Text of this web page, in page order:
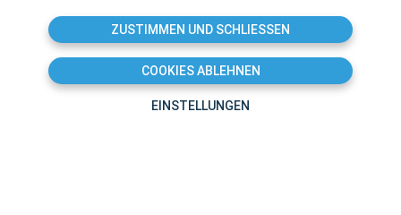
ZUSTIMMEN UND SCHLIESSEN
COOKIES ABLEHNEN
EINSTELLUNGEN